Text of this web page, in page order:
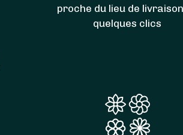
proche du lieu de
quelques clics